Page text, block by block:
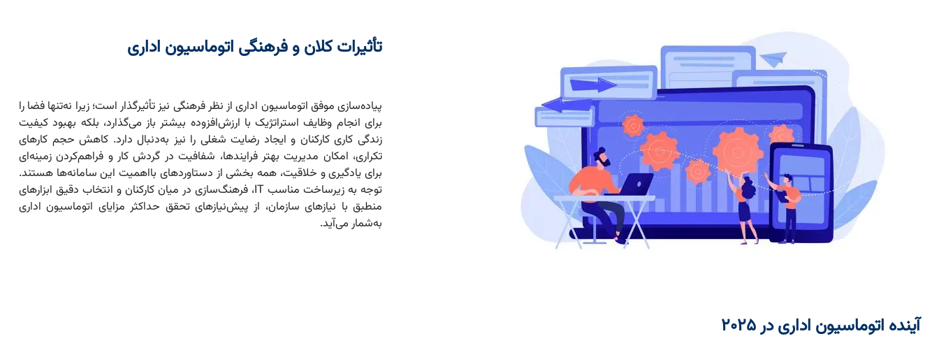
تأثیرات کلان و فرهنگی اتوماسیون اداری
پیاده‌سازی موفق اتوماسیون اداری از نظر فرهنگی نیز تأثیرگذار است؛ زیرا نه‌تنها فضا را
برای انجام وظایف استراتژیک با ارزش‌افزوده بیشتر باز می‌گذارد، بلکه بهبود کیفیت
زندگی کاری کارکنان و ایجاد رضایت شغلی را نیز به‌دنبال دارد. کاهش حجم کارهای
تکراری، امکان مدیریت بهتر فرایندها، شفافیت در گردش کار و فراهم‌کردن زمینه‌ای
برای یادگیری و خلاقیت، همه بخشی از دستاوردهای بااهمیت این سامانه‌ها هستند.
توجه به زیرساخت مناسب IT، فرهنگ‌سازی در میان کارکنان و انتخاب دقیق ابزارهای
منطبق با نیازهای سازمان، از پیش‌نیازهای تحقق حداکثر مزایای اتوماسیون اداری
به‌شمار می‌آید.
آینده اتوماسیون اداری در 2025